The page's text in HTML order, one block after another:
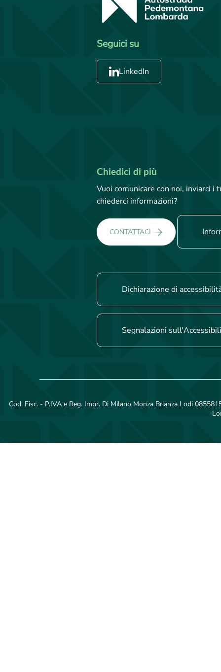
Seguici su
LinkedIn
Chiedici di più
Vuoi comunicare con noi, inviarci
chiederci informazioni?
CONTATTACI
Dichiarazione di
Segnalazioni
Cod. Fisc. - P.IVA e Reg. Impr. Di Milano Monza Brianza Lodi